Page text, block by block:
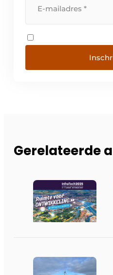
Gerelateerde